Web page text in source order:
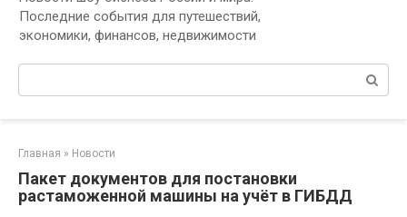
Последние события для путешествий,
экономики, финансов, недвижимости
Поиск:
Главная » Новости
Пакет документов для постановки
растаможенной машины на учёт в ГИБДД